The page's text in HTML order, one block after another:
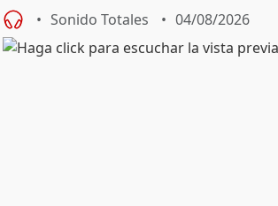
Sonido Totales 04/08/2026